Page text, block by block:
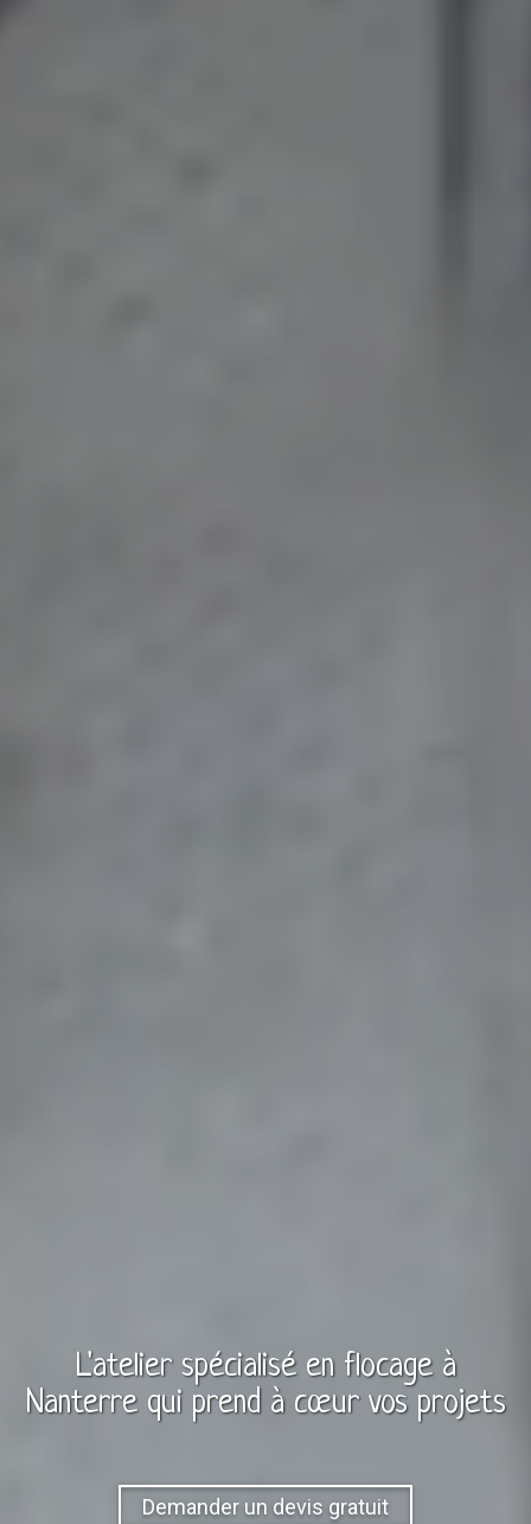
L'atelier spécialisé en flocageà
Nanterrequi prend à cœur vos projets
Demander un devis gratuit